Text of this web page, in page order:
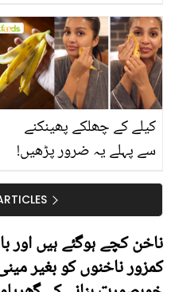
بتائے راز
کیلے کے چھلکے پھینکنے
سے پہلے یہ ضرور پڑھیں!
سستا اور قدرتی حل
ناخن کچے ہوگئے ہیں اور
کمزور ناخنوں کو بغیر